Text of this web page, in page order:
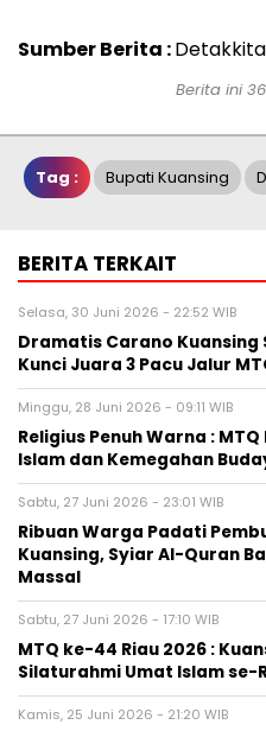
Sumber Berita :
Berita ini
Tag : Bupati Kuansing
BERITA TERKAIT
Selasa, 30 Juni 2026 - 22:52 WIB
Dramatis Carano Kuansing
Kunci Juara 3 Pacu Jalur
Minggu, 28 Juni 2026 - 09:11 WIB
Religius Penuh Warna :
Islam dan Kemegahan
Sabtu, 27 Juni 2026 - 23:01 WIB
Ribuan Warga Padati
Kuansing, Syiar Al-Quran
Massal
Sabtu, 27 Juni 2026 - 17:10 WIB
MTQ ke-44 Riau 2026 :
Silaturahmi Umat Islam se-
Kamis, 25 Juni 2026 - 21:20 WIB